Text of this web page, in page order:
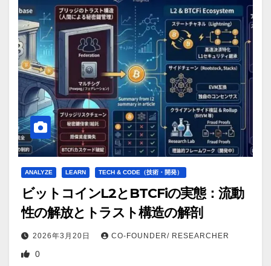
ANALYZE LEARN TECH & CODE（技術・開発）
ビットコインL2とBTCFiの実態：流動
性の解放とトラスト構造の解剖
2026年3月20日 CO-FOUNDER/ RESEARCHER
0